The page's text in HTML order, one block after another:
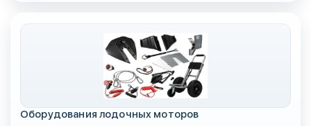
Оборудования лодочных моторов